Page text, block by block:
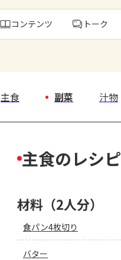
コンテンツ トーク
主食 副菜 汁物
主食のレシピ
材料（2人分）
食パン4枚切り
バター